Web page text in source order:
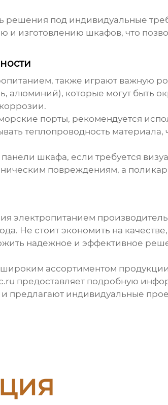
решения под индивидуальные
и изготовлению шкафов, что
также играют важную
алюминий), которые могут быть
порты, рекомендуется
теплопроводность материала,
шкафа, если требуется
повреждениям, а
электропитанием производитель
Не стоит экономить на
надежное и эффективное
ассортиментом
предоставляет подробную
предлагают индивидуальные